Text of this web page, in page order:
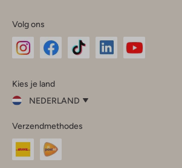
Volg ons
InstagramFacebook
Kies je land
NEDERLAND
je
land
Nederland
Verzendmethodes